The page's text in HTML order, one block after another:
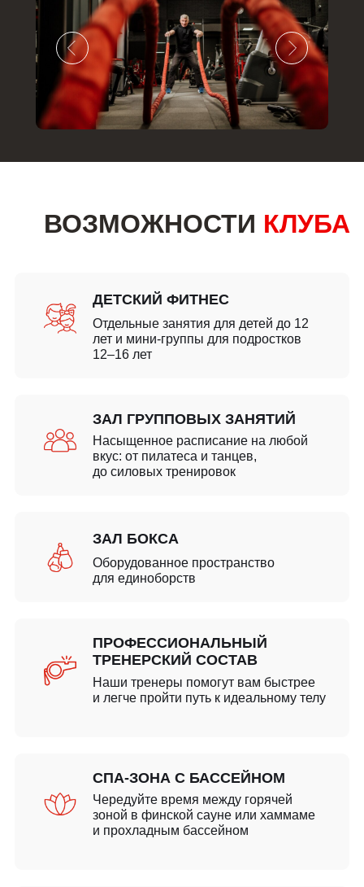
ВОЗМОЖНОСТИ КЛУБА
Чередуйте время между горячей
зоной в финской сауне или хаммаме
и прохладным бассейном
СПА-ЗОНА С БАССЕЙНОМ
Наши тренеры помогут вам быстрее
и легче пройти путь к идеальному телу
ПРОФЕССИОНАЛЬНЫЙ
ТРЕНЕРСКИЙ СОСТАВ
Оборудованное пространство
для единоборств
ЗАЛ БОКСА
Насыщенное расписание на любой
вкус: от пилатеса и танцев,
до силовых тренировок
ЗАЛ ГРУППОВЫХ ЗАНЯТИЙ
Отдельные занятия для детей до 12
лет и мини‑группы для подростков
12–16 лет
ДЕТСКИЙ ФИТНЕС